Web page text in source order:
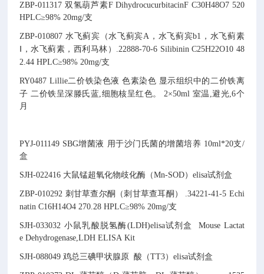
ZBP-011317 双氢葫芦素F DihydrocucurbitacinF C30H48O7 520
HPLC≥98% 20mg/支
ZBP-010807 水飞蓟宾（水飞蓟宾A，水飞蓟宾b1，水飞蓟素
Ⅰ，水飞蓟素，西利马林） .22888-70-6 Silibinin C25H22O10 48
2.44 HPLC≥98% 20mg/支
RY0487 Lillie二价铁染色液 色素染色 显示组织中的二价铁离
子 二价铁呈深滕氏蓝,细胞核呈红色。 2×50ml 室温,避光,6个
月
PYJ-011149 SBG增菌液 用于沙门氏菌的增菌培养 10ml*20支/
盒
SJH-022416 大鼠锰超氧化物歧化酶（Mn-SOD）elisa试剂盒
ZBP-010292 刺甘草查尔酮（刺甘草查耳酮） .34221-41-5 Echi
natin C16H14O4 270.28 HPLC≥98% 20mg/支
SJH-033032 小鼠乳酸脱氢酶(LDH)elisa试剂盒
Mouse Lactat
e Dehydrogenase,LDH ELISA Kit
SJH-088049 鸡总三碘甲状腺原 酸（TT3）elisa试剂盒